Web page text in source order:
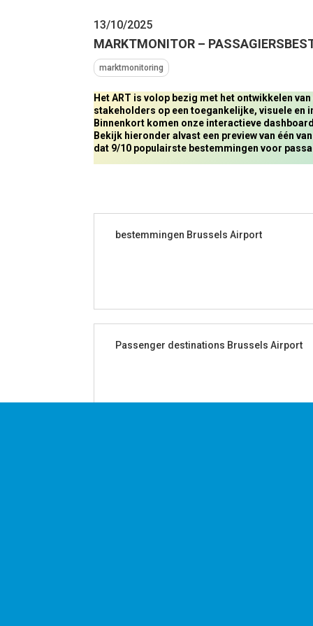
13/10/2025
MARKTMONITOR –
marktmonitoring
Het ART is volop bezig met het ontwikkelen
stakeholders op een toegankelijke, visuele en
Binnenkort komen onze interactieve
Bekijk hieronder alvast een preview van één
dat 9/10 populairste bestemmingen voor
bestemmingen Brussels Airport
Passenger destinations Brussels Airport